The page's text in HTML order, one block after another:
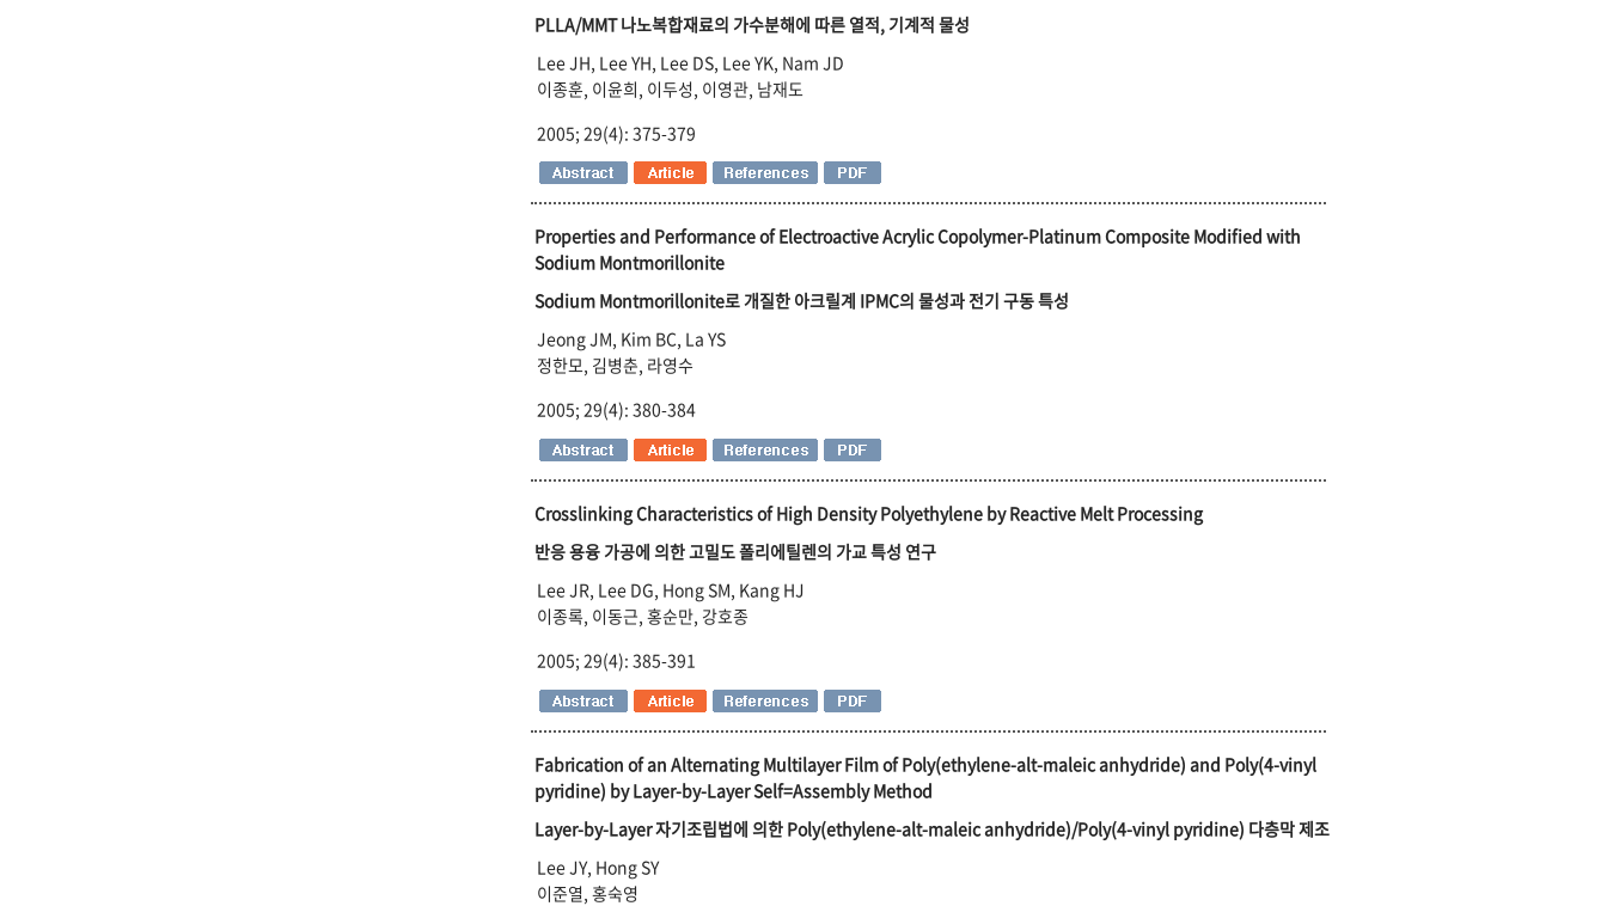
PLLA/MMT 나노복합재료의 가수분해에 따른 열적, 기계적 물성
Lee JH, Lee YH, Lee DS, Lee YK, Nam JD
이종훈, 이윤희, 이두성, 이영관, 남재도
2005; 29(4): 375-379
Properties and Performance of Electroactive Acrylic Copolymer-Platinum Composite Modified with
Sodium Montmorillonite
Sodium Montmorillonite로 개질한 아크릴계 IPMC의 물성과 전기 구동 특성
Jeong JM, Kim BC, La YS
정한모, 김병춘, 라영수
2005; 29(4): 380-384
Crosslinking Characteristics of High Density Polyethylene by Reactive Melt Processing
반응 용융 가공에 의한 고밀도 폴리에틸렌의 가교 특성 연구
Lee JR, Lee DG, Hong SM, Kang HJ
이종록, 이동근, 홍순만, 강호종
2005; 29(4): 385-391
Fabrication of an Alternating Multilayer Film of Poly(ethylene-alt-maleic anhydride) and Poly(4-vinyl
pyridine) by Layer-by-Layer Self=Assembly Method
Layer-by-Layer 자기조립법에 의한 Poly(ethylene-alt-maleic anhydride)/Poly(4-vinyl pyridine) 다층막 제조
Lee JY, Hong SY
이준열, 홍숙영